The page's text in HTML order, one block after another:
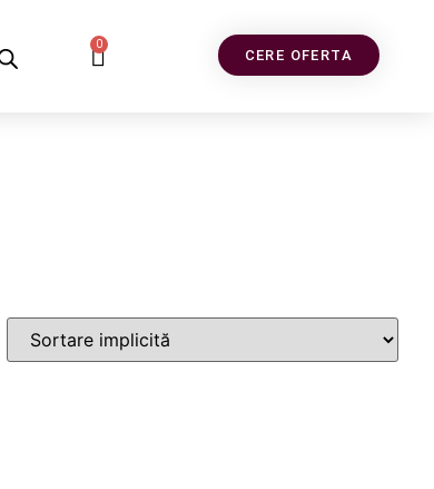
0
CERE OFERTA